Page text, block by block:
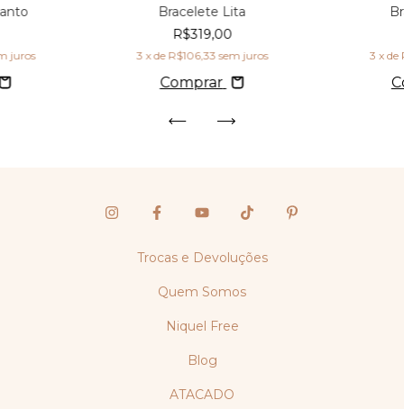
juros
Bracelete Lita
R$319,00
3 x de R$106,33 sem juros
Comprar
3 x de
Trocas e Devoluções
Quem Somos
Niquel Free
Blog
ATACADO